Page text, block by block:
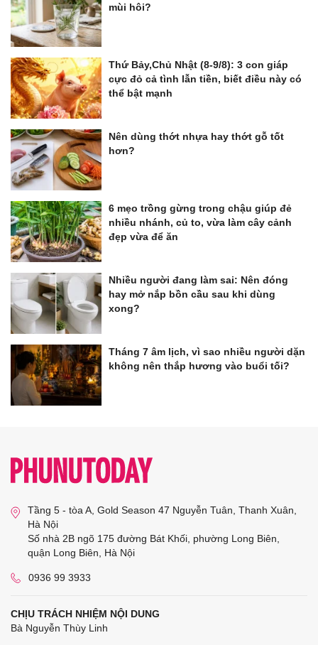
mùi hôi?
Thứ Bảy,Chủ Nhật (8-9/8): 3 con giáp
cực đỏ cả tình lẫn tiền, biết điều này có
thể bật mạnh
Nên dùng thớt nhựa hay thớt gỗ tốt
hơn?
6 mẹo trồng gừng trong chậu giúp đẻ
nhiều nhánh, củ to, vừa làm cây cảnh
đẹp vừa để ăn
Nhiều người đang làm sai: Nên đóng
hay mở nắp bồn cầu sau khi dùng
xong?
Tháng 7 âm lịch, vì sao nhiều người dặn
không nên thắp hương vào buổi tối?
Tầng 5 - tòa A, Gold Season 47 Nguyễn Tuân, Thanh Xuân,
Hà Nội
Số nhà 2B ngõ 175 đường Bát Khối, phường Long Biên,
quận Long Biên, Hà Nội
0936 99 3933
CHỊU TRÁCH NHIỆM NỘI DUNG
Bà Nguyễn Thùy Linh